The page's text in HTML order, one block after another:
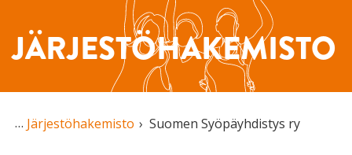
JÄRJESTÖHAKEMISTO
Järjestöhakemisto Suomen Syöpäyhdistys ry